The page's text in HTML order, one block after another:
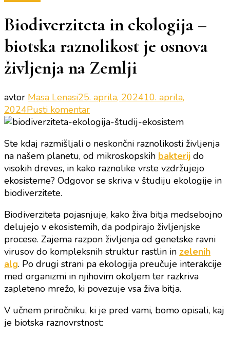
Biodiverziteta in ekologija –
biotska raznolikost je osnova
življenja na Zemlji
avtor Masa Lenasi25. aprila, 202410. aprila,
2024Pusti komentarna
Biodiverziteta
ekologija
–
biotska
raznolikost
življenja
na
Zemlji
Ste kdaj razmišljali o neskončni raznolikosti življenja
na našem planetu, od mikroskopskih bakterij do
visokih dreves, in kako raznolike vrste vzdržujejo
ekosisteme? Odgovor se skriva v študiju ekologije in
biodiverzitete.
Biodiverziteta pojasnjuje, kako živa bitja medsebojno
delujejo v ekosistemih, da podpirajo življenjske
procese. Zajema razpon življenja od genetske ravni
virusov do kompleksnih struktur rastlin in zelenih
alg. Po drugi strani pa ekologija preučuje interakcije
med organizmi in njihovim okoljem ter razkriva
zapleteno mrežo, ki povezuje vsa živa bitja.
V učnem priročniku, ki je pred vami, bomo opisali, kaj
je biotska raznovrstnost: